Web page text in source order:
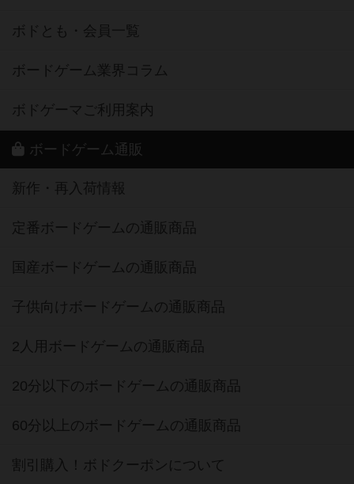
ボドとも・会員一覧
ボードゲーム業界コラム
ボドゲーマご利用案内
ボードゲーム通販
新作・再入荷情報
定番ボードゲームの通販商品
国産ボードゲームの通販商品
子供向けボードゲームの通販商品
2人用ボードゲームの通販商品
20分以下のボードゲームの通販商品
60分以上のボードゲームの通販商品
割引購入！ボドクーポンについて